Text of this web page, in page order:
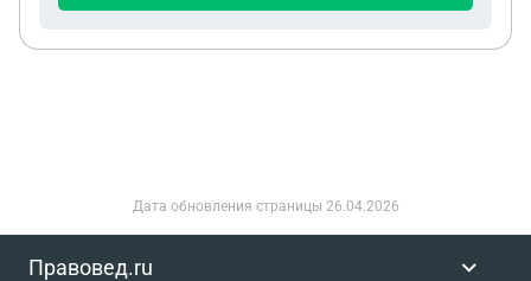
Дата обновления страницы 26.04.2026
Правовед.ru